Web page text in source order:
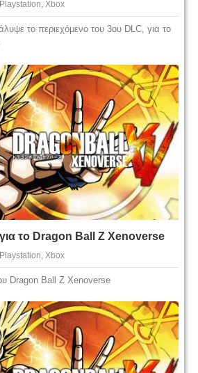
Playstation, Xbox
το περιεχόμενο του 3ου DLC, για το
το Dragon Ball Z Xenoverse
Playstation Xbox
Dragon Ball Z Xenoverse